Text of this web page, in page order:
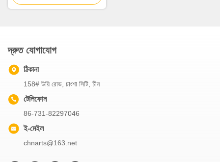
দ্রুত যোগাযোগ
ঠিকানা
158# উয়ি রোড, চাংশা সিটি, চীন
টেলিফোন
86-731-82297046
ই-মেইল
chnarts@163.net